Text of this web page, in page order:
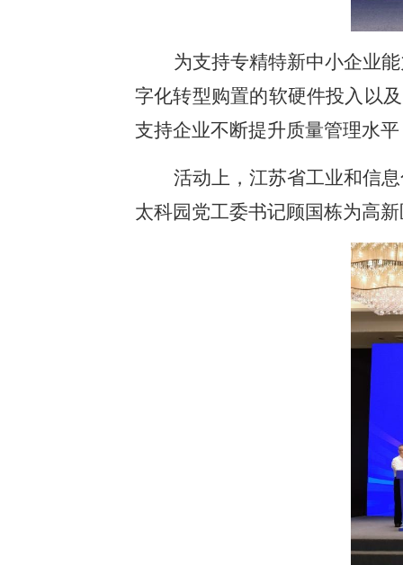
为支持专精特新中小企业
字化转型购置的软硬件投入以
支持企业不断提升质量管理水
活动上，江苏省工业和信
太科园党工委书记顾国栋为高